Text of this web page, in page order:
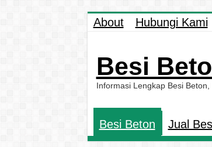
About Hubungi Kami
Besi
Informasi Lengkap Besi
Besi Beton Jual